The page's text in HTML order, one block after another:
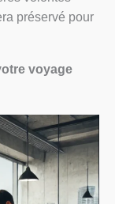
préservé pour
voyage